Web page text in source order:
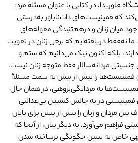
فلوریدا، در کتابی با عنوان مسئلۀ مرد:
می‌کند که فمینیست‌های ذات‌ناباور به‌درستی
میان زنان و درهم‌تنیدگی مقوله‌های
ما نه‌فقط دریافته‌ایم که برخی زنان در تقویت
بلکه اکنون نیک می‌دانیم که ستم و
مردانه‌سالار فقط متوجه زنان نیست.
فمینیست‌ها را بیش از پیش به سمت مسئلۀ
به مردانگی‌پژوهی، در همان حال
در به‌ چالش کشیدن بی‌عدالتی
بین مردان و زنان را بیش از پیش برای پایان
فراهم می‌آورد. به دیگر بیان، از آنجا که
خاص به تبیین چگونگی برساخته شدن